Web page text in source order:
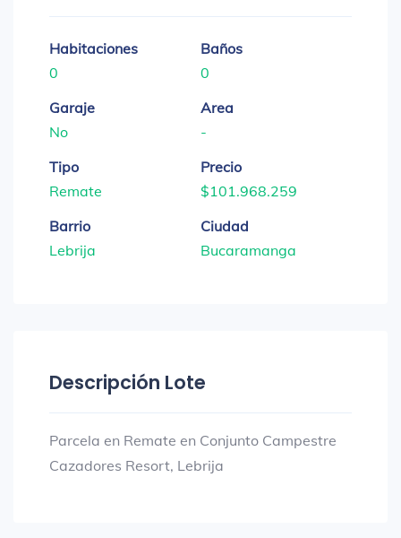
Habitaciones
0
Baños
0
Garaje
No
Area
-
Tipo
Remate
Precio
$101.968.259
Barrio
Lebrija
Ciudad
Bucaramanga
Descripción Lote
Parcela en Remate en Conjunto Campestre
Cazadores Resort, Lebrija